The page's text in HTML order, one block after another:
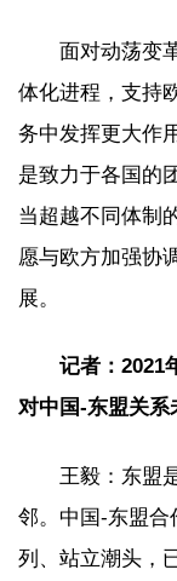
面对动荡变
体化进程，支持
务中发挥更大作
是致力于各国的
当超越不同体制
愿与欧方加强协
展。
记者：2021
对中国-东盟关系
王毅：东盟
邻。中国-东盟合
列、站立潮头，